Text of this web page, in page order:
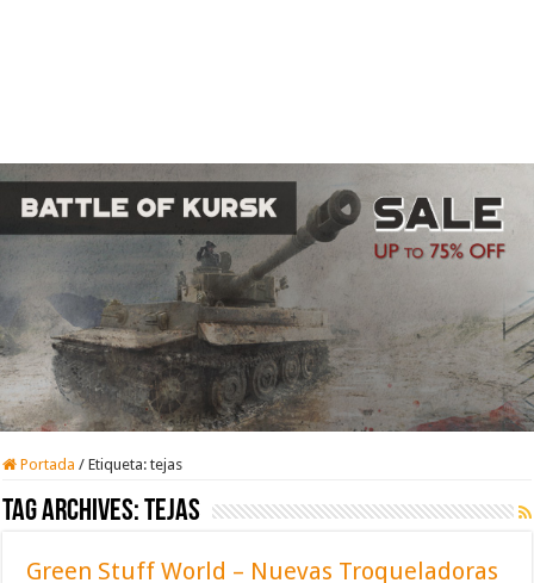
Portada / Etiqueta:tejas
Tag Archives:tejas
Green Stuff World – Nuevas Troqueladoras